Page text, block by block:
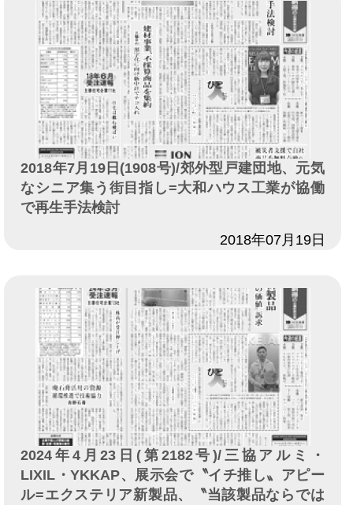
2018年7月19日(1908号)/郊外型戸建団地、元気
なシニア集う街目指し=大和ハウス工業が協働
で再生手法検討
2018年07月19日
2024年4月23日(第2182号)/三協アルミ・
LIXIL・YKKAP、展示会で〝イチ推し〟アピー
ル=エクステリア新製品、〝当該製品ならでは